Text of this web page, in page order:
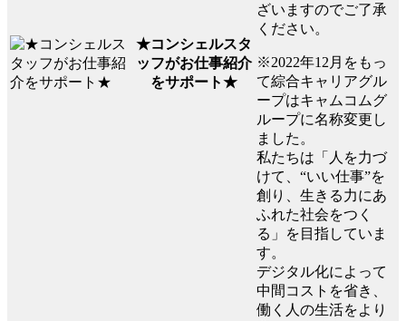
★コンシェルスタ
ッフがお仕事紹介
をサポート★
ざいますのでご了承
ください。
※2022年12月をもっ
て綜合キャリアグル
ープはキャムコムグ
ループに名称変更し
ました。
私たちは「人を力づ
けて、“いい仕事”を
創り、生きる力にあ
ふれた社会をつく
る」を目指していま
す。
デジタル化によって
中間コストを省き、
働く人の生活をより